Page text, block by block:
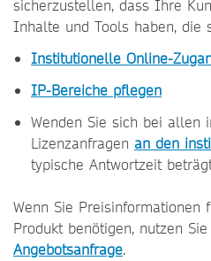
sicherzustellen, dass Ihre
Inhalte und Tools haben, die
Institutionelle Online-
IP-Bereiche pflegen
Wenden Sie sich bei allen
Lizenzanfragen an den
typische Antwortzeit
Wenn Sie Preisinformationen
Produkt benötigen, nutzen
Angebotsanfrage.